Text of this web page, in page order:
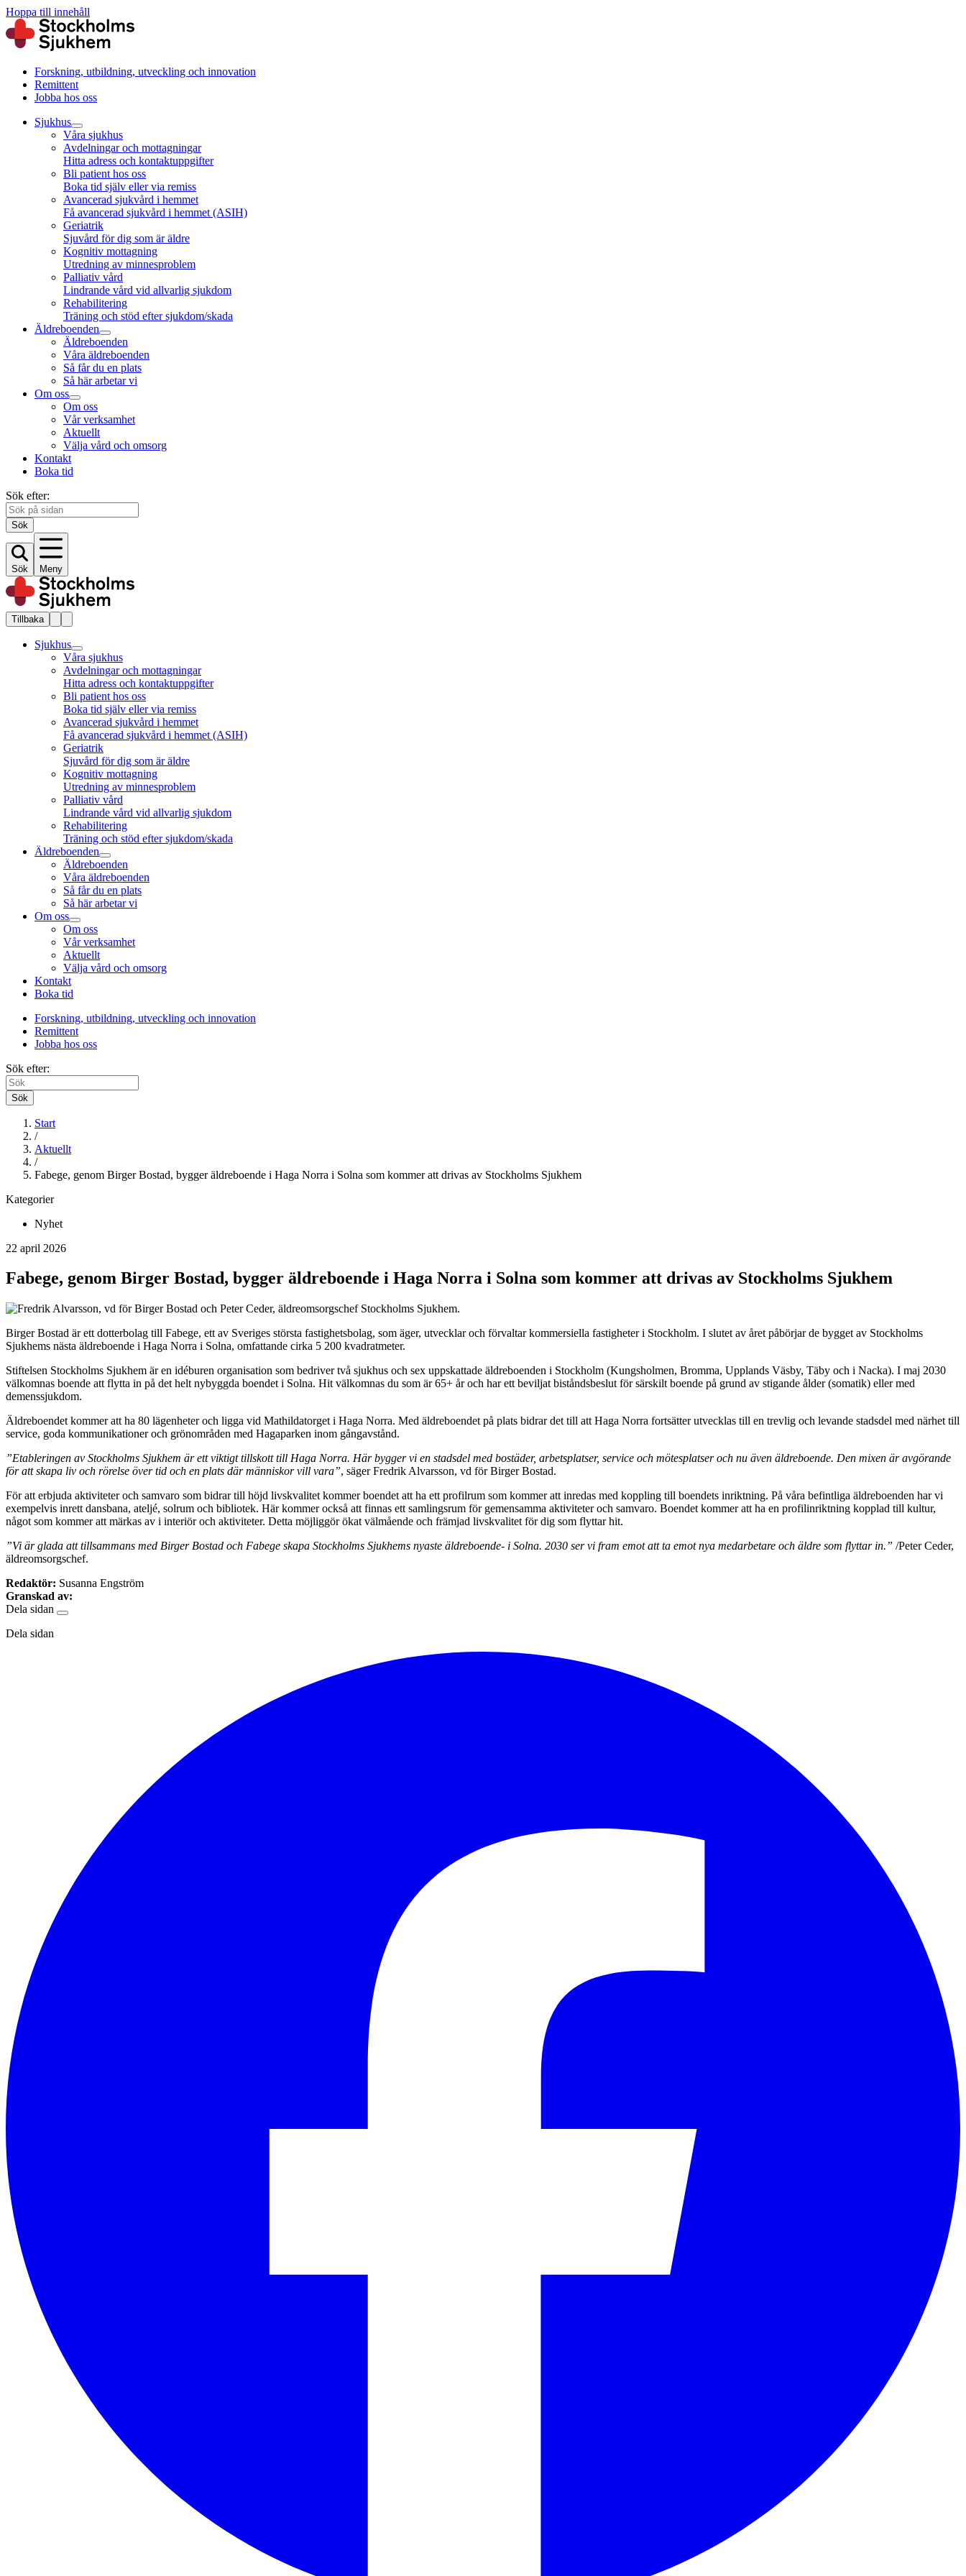
Hoppa till innehåll
Forskning, utbildning, utveckling och innovation
Remittent
Jobba hos oss
Sjukhus
Våra sjukhus
Avdelningar och mottagningar
Hitta adress och kontaktuppgifter
Bli patient hos oss
Boka tid själv eller via remiss
Avancerad sjukvård i hemmet
Få avancerad sjukvård i hemmet (ASIH)
Geriatrik
Sjuvård för dig som är äldre
Kognitiv mottagning
Utredning av minnesproblem
Palliativ vård
Lindrande vård vid allvarlig sjukdom
Rehabilitering
Träning och stöd efter sjukdom/skada
Äldreboenden
Äldreboenden
Våra äldreboenden
Så får du en plats
Så här arbetar vi
Om oss
Om oss
Vår verksamhet
Aktuellt
Välja vård och omsorg
Kontakt
Boka tid
Sök efter:
Sök
Sök Meny
Tillbaka
Sjukhus
Våra sjukhus
Avdelningar och mottagningar
Hitta adress och kontaktuppgifter
Bli patient hos oss
Boka tid själv eller via remiss
Avancerad sjukvård i hemmet
Få avancerad sjukvård i hemmet (ASIH)
Geriatrik
Sjuvård för dig som är äldre
Kognitiv mottagning
Utredning av minnesproblem
Palliativ vård
Lindrande vård vid allvarlig sjukdom
Rehabilitering
Träning och stöd efter sjukdom/skada
Äldreboenden
Äldreboenden
Våra äldreboenden
Så får du en plats
Så här arbetar vi
Om oss
Om oss
Vår verksamhet
Aktuellt
Välja vård och omsorg
Kontakt
Boka tid
Forskning, utbildning, utveckling och innovation
Remittent
Jobba hos oss
Sök efter:
Sök
Start
/
Aktuellt
/
Fabege, genom Birger Bostad, bygger äldreboende i Haga Norra i Solna som kommer att drivas av Stockholms Sjukhem
Kategorier
Nyhet
22 april 2026
Fabege, genom Birger Bostad, bygger äldreboende i Haga Norra i Solna som kommer att drivas av Stockholms Sjukhem
Birger Bostad är ett dotterbolag till Fabege, ett av Sveriges största fastighetsbolag, som äger, utvecklar och förvaltar kommersiella fastigheter i Stockholm. I slutet av året påbörjar de bygget av Stockholms
Sjukhems nästa äldreboende i Haga Norra i Solna, omfattande cirka 5 200 kvadratmeter.
Stiftelsen Stockholms Sjukhem är en idéburen organisation som bedriver två sjukhus och sex uppskattade äldreboenden i Stockholm (Kungsholmen, Bromma, Upplands Väsby, Täby och i Nacka). I maj 2030
välkomnas boende att flytta in på det helt nybyggda boendet i Solna. Hit välkomnas du som är 65+ år och har ett beviljat biståndsbeslut för särskilt boende på grund av stigande ålder (somatik) eller med
demenssjukdom.
Äldreboendet kommer att ha 80 lägenheter och ligga vid Mathildatorget i Haga Norra. Med äldreboendet på plats bidrar det till att Haga Norra fortsätter utvecklas till en trevlig och levande stadsdel med närhet till
service, goda kommunikationer och grönområden med Hagaparken inom gångavstånd.
”Etableringen av Stockholms Sjukhem är ett viktigt tillskott till Haga Norra. Här bygger vi en stadsdel med bostäder, arbetsplatser, service och mötesplatser och nu även äldreboende. Den mixen är avgörande
för att skapa liv och rörelse över tid och en plats där människor vill vara”, säger Fredrik Alvarsson, vd för Birger Bostad.
För att erbjuda aktiviteter och samvaro som bidrar till höjd livskvalitet kommer boendet att ha ett profilrum som kommer att inredas med koppling till boendets inriktning. På våra befintliga äldreboenden har vi
exempelvis inrett dansbana, ateljé, solrum och bibliotek. Här kommer också att finnas ett samlingsrum för gemensamma aktiviteter och samvaro. Boendet kommer att ha en profilinriktning kopplad till kultur,
något som kommer att märkas av i interiör och aktiviteter. Detta möjliggör ökat välmående och främjad livskvalitet för dig som flyttar hit.
”Vi är glada att tillsammans med Birger Bostad och Fabege skapa Stockholms Sjukhems nyaste äldreboende- i Solna. 2030 ser vi fram emot att ta emot nya medarbetare och äldre som flyttar in.” /Peter Ceder,
äldreomsorgschef.
Redaktör: Susanna Engström
Granskad av:
Dela sidan
Dela sidan